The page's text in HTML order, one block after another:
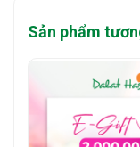
Sản phẩm